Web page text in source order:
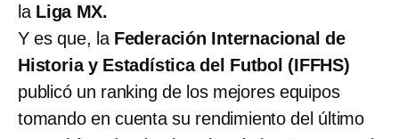
la Liga MX.
Y es que, la Federación Internacional de
Historia y Estadística del Futbol (IFFHS)
publicó un ranking de los mejores equipos
tomando en cuenta su rendimiento del último